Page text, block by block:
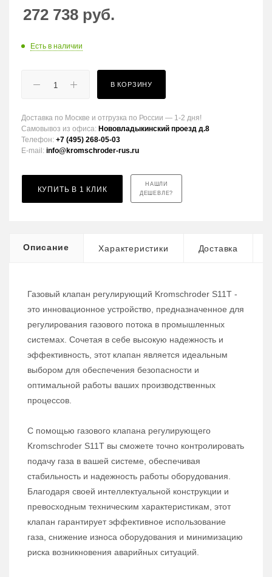
272 738 руб.
Есть в наличии
В КОРЗИНУ
Доставка по Москве и отгрузка по России — 1-2 дня!
Самовывоз из офиса: Нововладыкинский проезд д.8
Телефон: +7 (495) 268-05-03
E-mail: info@kromschroder-rus.ru
КУПИТЬ В 1 КЛИК
НАШЛИ
ДЕШЕВЛЕ?
Описание Характеристики Доставка
Газовый клапан регулирующий Kromschroder S11T -
это инновационное устройство, предназначенное для
регулирования газового потока в промышленных
системах. Сочетая в себе высокую надежность и
эффективность, этот клапан является идеальным
выбором для обеспечения безопасности и
оптимальной работы ваших производственных
процессов.
С помощью газового клапана регулирующего
Kromschroder S11T вы сможете точно контролировать
подачу газа в вашей системе, обеспечивая
стабильность и надежность работы оборудования.
Благодаря своей интеллектуальной конструкции и
превосходным техническим характеристикам, этот
клапан гарантирует эффективное использование
газа, снижение износа оборудования и минимизацию
риска возникновения аварийных ситуаций.